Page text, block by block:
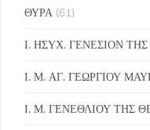
ΘΥΡΑ (61)
Ι. ΗΣΥΧ. ΓΕΝΕΣΙΟΝ
Ι. Μ. ΑΓ. ΓΕΩΡΓΙΟΥ
Ι. Μ. ΓΕΝΕΘΛΙΟΥ ΤΗΣ